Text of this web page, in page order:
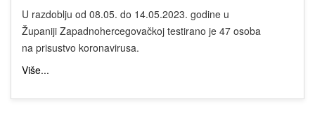
U razdoblju od 08.05. do 14.05.2023. godine u
Županiji Zapadnohercegovačkoj testirano je 47 osoba
na prisustvo koronavirusa.
Više...